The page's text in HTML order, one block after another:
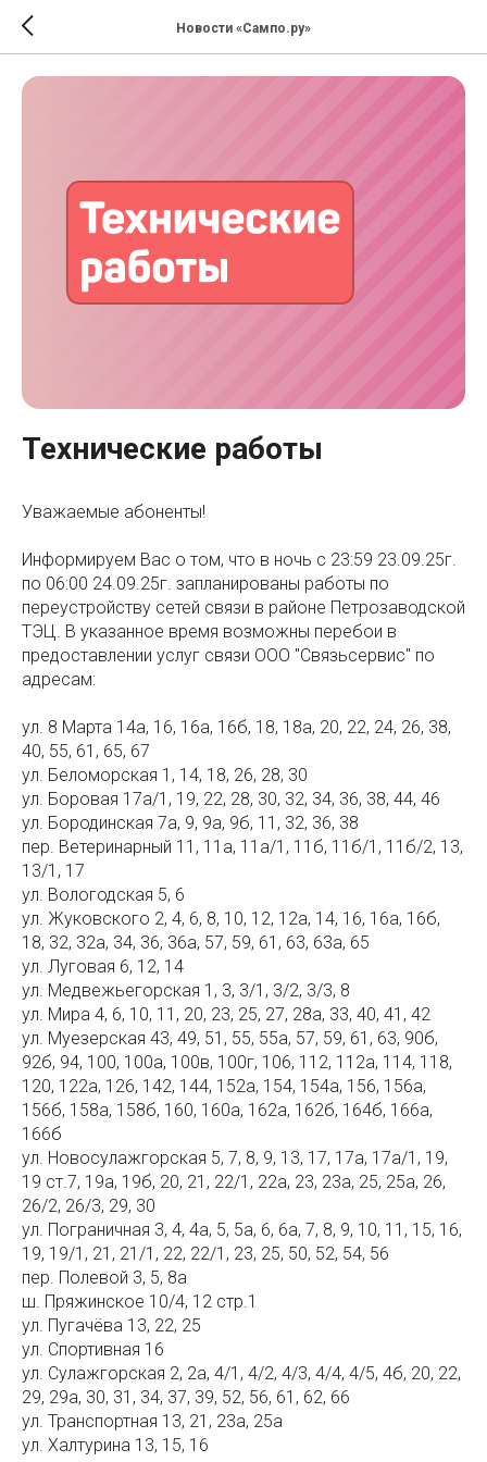
Новости «Сампо.ру»
Технические работы
Уважаемые абоненты!
Информируем Вас о том, что в ночь с 23:59 23.09.25г.
по 06:00 24.09.25г. запланированы работы по
переустройству сетей связи в районе Петрозаводской
ТЭЦ. В указанное время возможны перебои в
предоставлении услуг связи ООО "Связьсервис" по
адресам:
ул. 8 Марта 14а, 16, 16а, 16б, 18, 18а, 20, 22, 24, 26, 38,
40, 55, 61, 65, 67
ул. Беломорская 1, 14, 18, 26, 28, 30
ул. Боровая 17а/1, 19, 22, 28, 30, 32, 34, 36, 38, 44, 46
ул. Бородинская 7а, 9, 9а, 9б, 11, 32, 36, 38
пер. Ветеринарный 11, 11а, 11а/1, 11б, 11б/1, 11б/2, 13,
13/1, 17
ул. Вологодская 5, 6
ул. Жуковского 2, 4, 6, 8, 10, 12, 12а, 14, 16, 16а, 16б,
18, 32, 32а, 34, 36, 36а, 57, 59, 61, 63, 63а, 65
ул. Луговая 6, 12, 14
ул. Медвежьегорская 1, 3, 3/1, 3/2, 3/3, 8
ул. Мира 4, 6, 10, 11, 20, 23, 25, 27, 28а, 33, 40, 41, 42
ул. Муезерская 43, 49, 51, 55, 55а, 57, 59, 61, 63, 90б,
92б, 94, 100, 100а, 100в, 100г, 106, 112, 112а, 114, 118,
120, 122а, 126, 142, 144, 152а, 154, 154а, 156, 156а,
156б, 158а, 158б, 160, 160а, 162а, 162б, 164б, 166а,
166б
ул. Новосулажгорская 5, 7, 8, 9, 13, 17, 17а, 17а/1, 19,
19 ст.7, 19а, 19б, 20, 21, 22/1, 22а, 23, 23а, 25, 25а, 26,
26/2, 26/3, 29, 30
ул. Пограничная 3, 4, 4а, 5, 5а, 6, 6а, 7, 8, 9, 10, 11, 15, 16,
19, 19/1, 21, 21/1, 22, 22/1, 23, 25, 50, 52, 54, 56
пер. Полевой 3, 5, 8а
ш. Пряжинское 10/4, 12 стр.1
ул. Пугачёва 13, 22, 25
ул. Спортивная 16
ул. Сулажгорская 2, 2а, 4/1, 4/2, 4/3, 4/4, 4/5, 4б, 20, 22,
29, 29а, 30, 31, 34, 37, 39, 52, 56, 61, 62, 66
ул. Транспортная 13, 21, 23а, 25а
ул. Халтурина 13, 15, 16